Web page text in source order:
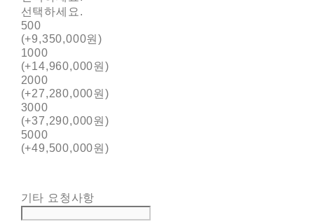
선택하세요.
500
(+9,350,000원)
1000
(+14,960,000원)
2000
(+27,280,000원)
3000
(+37,290,000원)
5000
(+49,500,000원)
기타 요청사항